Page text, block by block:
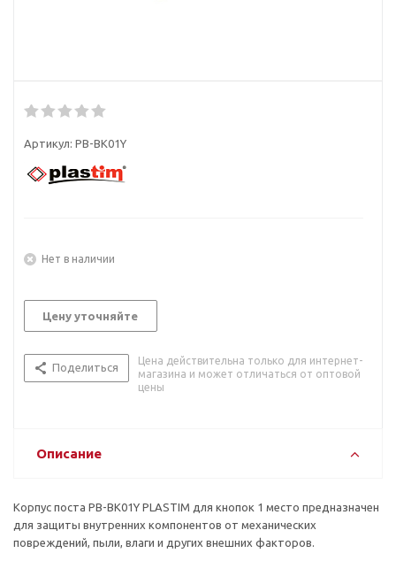
Артикул: PB-BK01Y
Нет в наличии
Цену уточняйте
Поделиться
Цена действительна только для интернет-
магазина и может отличаться от оптовой
цены
Описание
Корпус поста PB-BK01Y PLASTIM для кнопок 1 место предназначен
для защиты внутренних компонентов от механических
повреждений, пыли, влаги и других внешних факторов.